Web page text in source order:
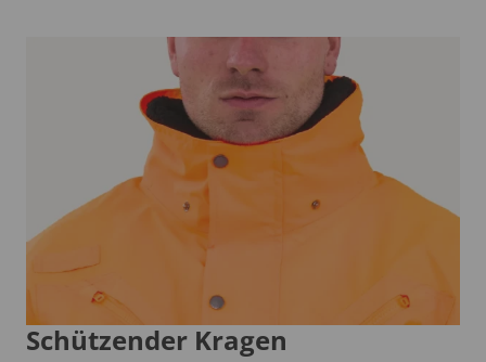
Schützender Kragen